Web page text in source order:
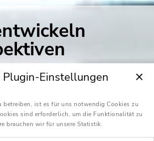
in allen Fragen rund um die
national und
Plugin-Einstellungen
betreiben, ist es für uns notwendig Cookies zu
sind erforderlich, um die Funktionalität zu
brauchen wir für unsere Statistik.